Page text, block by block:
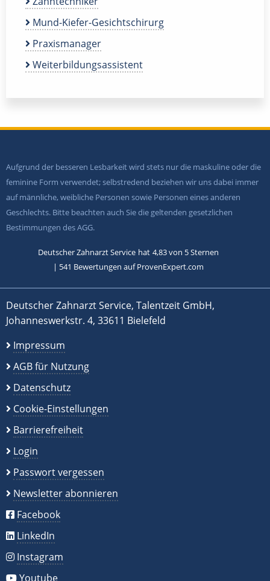
Mund-Kiefer-Gesichtschirurg
Praxismanager
Weiterbildungsassistent
Aufgrund der besseren Lesbarkeit wird stets nur die maskuline oder die
feminine Form verwendet; selbstredend beziehen wir uns dabei immer
auf männliche, weibliche Personen sowie Personen eines anderen
Geschlechts. Bitte beachten auch Sie die geltenden gesetzlichen
Bestimmungen des AGG.
Deutscher Zahnarzt Service hat 4,83von 5Sternen
| 541 Bewertungen auf ProvenExpert.com
Deutscher Zahnarzt Service, Talentzeit GmbH,
Johanneswerkstr. 4, 33611 Bielefeld
Impressum
AGB für Nutzung
Datenschutz
Cookie-Einstellungen
Barrierefreiheit
Login
Passwort vergessen
Newsletter abonnieren
Facebook
LinkedIn
Instagram
Youtube